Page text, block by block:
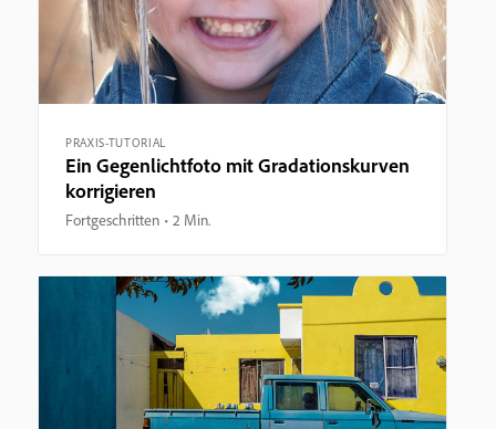
PRAXIS-TUTORIAL
Ein Gegenlichtfoto mit Gradationskurven
korrigieren
Fortgeschritten 2 Min.